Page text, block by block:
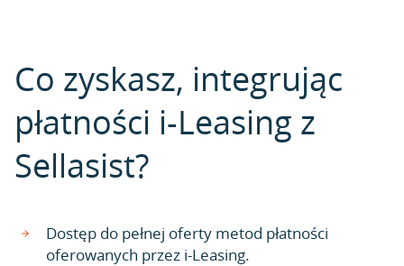
Co zyskasz, integrując
płatności i-Leasing z
Sellasist?
Dostęp do pełnej oferty metod płatności
oferowanych przez i-Leasing.